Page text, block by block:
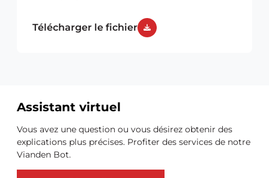
Télécharger le fichier
Ressources
supplémentaires
Assistant virtuel
Vous avez une question ou vous désirez obtenir des
explications plus précises. Profiter des services de notre
Vianden Bot.